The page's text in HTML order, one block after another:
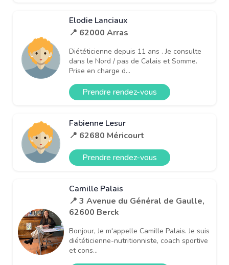
Elodie Lanciaux
📍 62000 Arras
Diététicienne depuis 11 ans . Je consulte
dans le Nord / pas de Calais et Somme.
Prise en charge d...
Prendre rendez-vous
Fabienne Lesur
📍 62680 Méricourt
Prendre rendez-vous
Camille Palais
📍 3 Avenue du Général de Gaulle,
62600 Berck
Bonjour, Je m'appelle Camille Palais. Je suis
diététicienne-nutritionniste, coach sportive
et cons...